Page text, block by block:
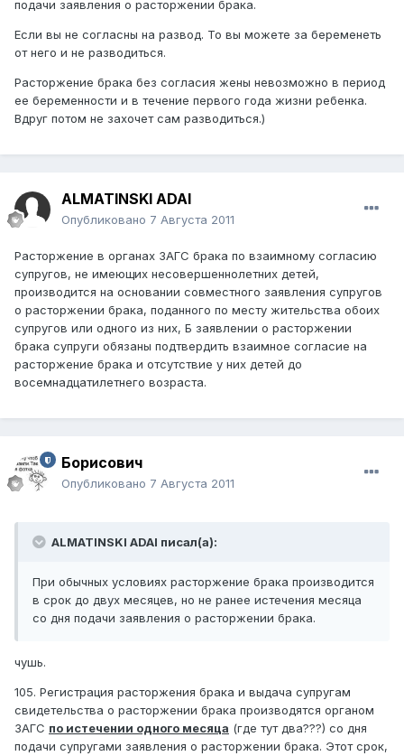
подачи заявления о расторжении брака.
Если вы не согласны на развод. То вы можете за беременеть
от него и не разводиться.
Расторжение брака без согласия жены невозможно в период
ее беременности и в течение первого года жизни ребенка.
Вдруг потом не захочет сам разводиться.)
ALMATINSKI ADAI
Опубликовано 7 Августа 2011
Расторжение в органах ЗАГС брака по взаимному согласию
супругов, не имеющих несовершеннолетних детей,
производится на основании совместного заявления супругов
о расторжении брака, поданного по месту жительства обоих
супругов или одного из них, Б заявлении о расторжении
брака супруги обязаны подтвердить взаимное согласие на
расторжение брака и отсутствие у них детей до
восемнадцатилетнего возраста.
Борисович
Опубликовано 7 Августа 2011
ALMATINSKI ADAI писал(а):
При обычных условиях расторжение брака производится
в срок до двух месяцев, но не ранее истечения месяца
со дня подачи заявления о расторжении брака.
чушь.
105. Регистрация расторжения брака и выдача супругам
свидетельства о расторжении брака производятся органом
ЗАГС по истечении одного месяца (где тут два???) со дня
подачи супругами заявления о расторжении брака. Этот срок,